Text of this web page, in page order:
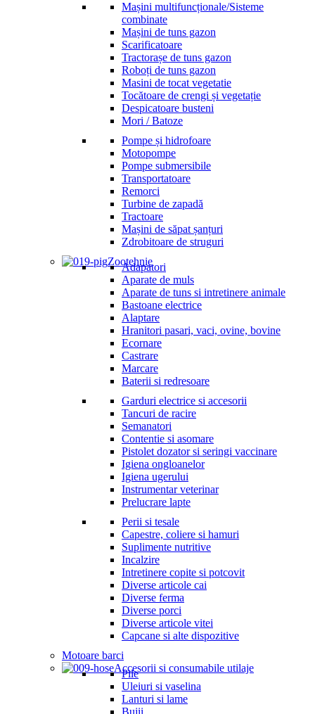
Mașini multifuncționale/Sisteme
combinate
Mașini de tuns gazon
Scarificatoare
Tractorașe de tuns gazon
Roboți de tuns gazon
Masini de tocat vegetatie
Tocătoare de crengi și vegetație
Despicatoare busteni
Mori / Batoze
Pompe și hidrofoare
Motopompe
Pompe submersibile
Transportatoare
Remorci
Turbine de zapadă
Tractoare
Mașini de săpat șanțuri
Zdrobitoare de struguri
Zootehnie
Adapatori
Aparate de muls
Aparate de tuns si intretinere animale
Bastoane electrice
Alaptare
Hranitori pasari, vaci, ovine, bovine
Ecornare
Castrare
Marcare
Baterii si redresoare
Garduri electrice si accesorii
Tancuri de racire
Semanatori
Contentie si asomare
Pistolet dozator si seringi vaccinare
Igiena ongloanelor
Igiena ugerului
Instrumentar veterinar
Prelucrare lapte
Perii si tesale
Capestre, coliere si hamuri
Suplimente nutritive
Incalzire
Intretinere copite si potcovit
Diverse articole cai
Diverse ferma
Diverse porci
Diverse articole vitei
Capcane si alte dispozitive
Motoare barci
Accesorii si consumabile utilaje
Pile
Uleiuri si vaselina
Lanturi si lame
Bujii